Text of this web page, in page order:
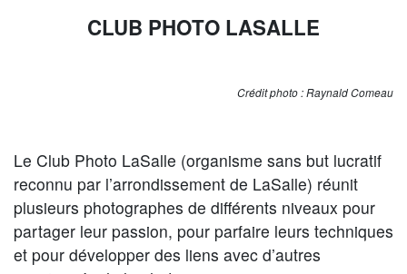
CLUB PHOTO LASALLE
Crédit photo : Raynald Comeau
Le Club Photo LaSalle (organisme sans but lucratif
reconnu par l’arrondissement de LaSalle) réunit
plusieurs photographes de différents niveaux pour
partager leur passion, pour parfaire leurs techniques
et pour développer des liens avec d’autres